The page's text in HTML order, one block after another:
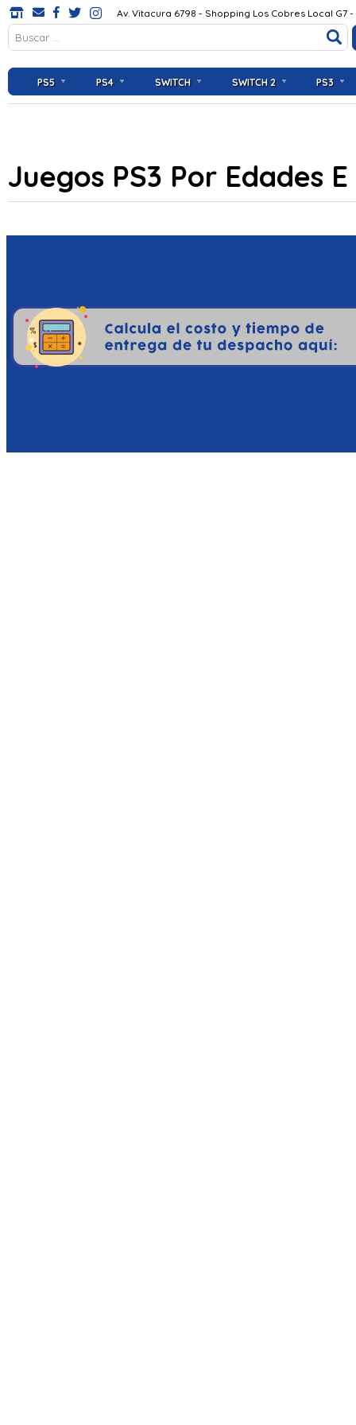
Av. Vitacura 6798 - Shopping Los Cobres Local G7
PS5 PS4 SWITCH SWITCH 2 PS3
Juegos PS3 Por Edades E